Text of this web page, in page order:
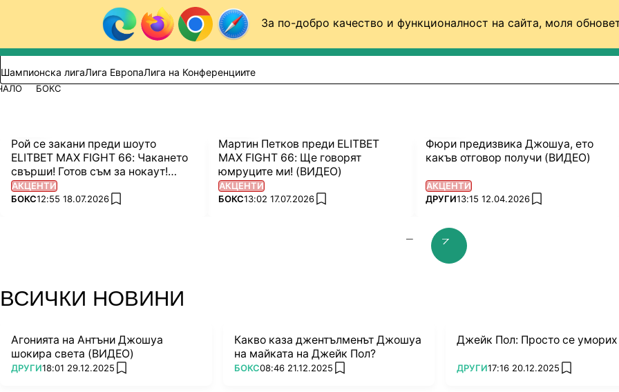
За по-добро качество и функционалност на сайта, моля
Към съдържанието
Търси в сайта
ВИДЕО ФУТБОЛ (БГ)
Шампионска лигаЛига ЕвропаЛига на Конференциите
БОКС
Рой се закани преди шоуто
ELITBET MAX FIGHT 66: Чакането
свърши! Готов съм за нокаут!
(ВИДЕО)
АКЦЕНТИ
ПОВЕЧЕ ОТ
БОКС12:55 18.07.2026 add favorites
Мартин Петков преди ELITBET
MAX FIGHT 66: Ще говорят
юмруците ми! (ВИДЕО)
АКЦЕНТИ
ПОВЕЧЕ ОТ
БОКС13:02 17.07.2026 add favorites
Фюри предизвика Джошуа, ето
какъв отговор получи (ВИДЕО)
АКЦЕНТИ
ПОВЕЧЕ ОТ
ДРУГИ13:15 12.04.2026 add favorites
prev slidenext slide
ВСИЧКИ НОВИНИ
Агонията на Антъни Джошуа
шокира света (ВИДЕО)
ПОВЕЧЕ ОТ
ДРУГИ18:01 29.12.2025 add favorites
Какво каза джентълменът Джошуа
на майката на Джейк Пол?
ПОВЕЧЕ ОТ
БОКС08:46 21.12.2025 add favorites
Джейк Пол: Просто се уморих
ПОВЕЧЕ ОТ
ДРУГИ17:16 20.12.2025 add favorites